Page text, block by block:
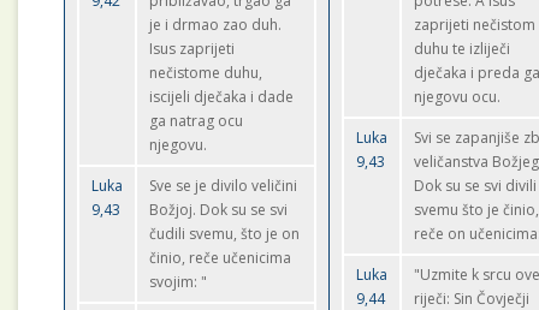
je i drmao zao duh.
Isus zaprijeti
nečistome duhu,
iscijeli dječaka i dade
ga natrag ocu
njegovu.
Luka
9,43
Sve se je divilo veličini
Božjoj. Dok su se svi
čudili svemu, što je on
činio, reče učenicima
svojim: "
zaprijeti nečistom
duhu te izliječi
dječaka i preda
njegovu ocu.
Luka
9,43
Svi se zapanjiše
veličanstva
Dok su se svi divili
svemu što je činio,
reče on
Luka
9,44
"Uzmite k srcu
riječi: Sin Čovječji